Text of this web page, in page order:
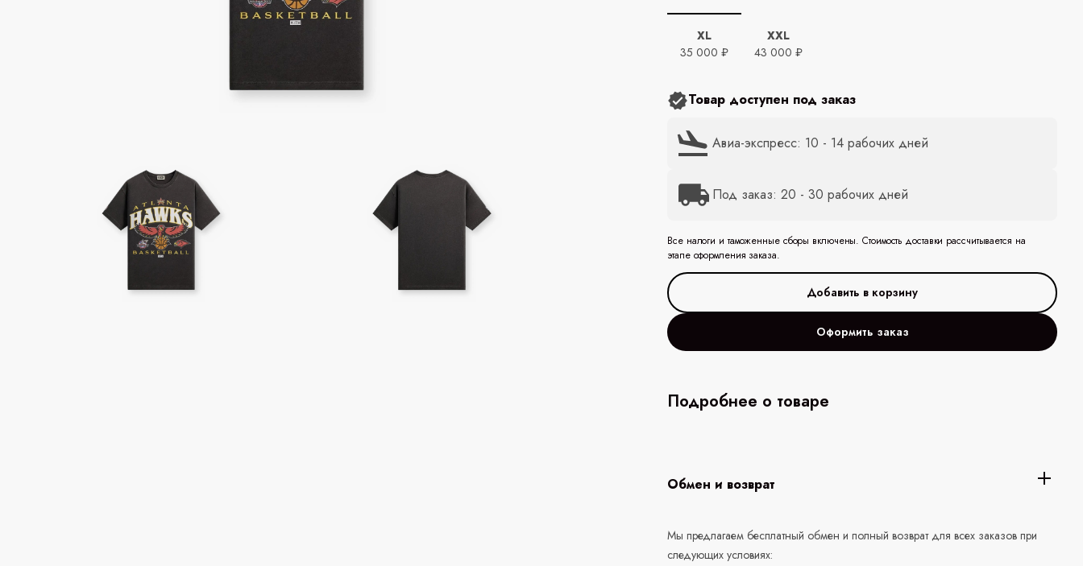
XL
35 000 ₽
XXL
43 000 ₽
Товар доступен под заказ
Авиа-экспресс: 10 - 14 рабочих дней
Под заказ: 20 - 30 рабочих дней
Все налоги и таможенные сборы включены. Стоимость доставки рассчитывается на
этапе оформления заказа.
Оформить заказ
Подробнее о товаре
Обмен и возврат
Мы предлагаем бесплатный обмен и полный возврат для всех заказов при
следующих условиях: